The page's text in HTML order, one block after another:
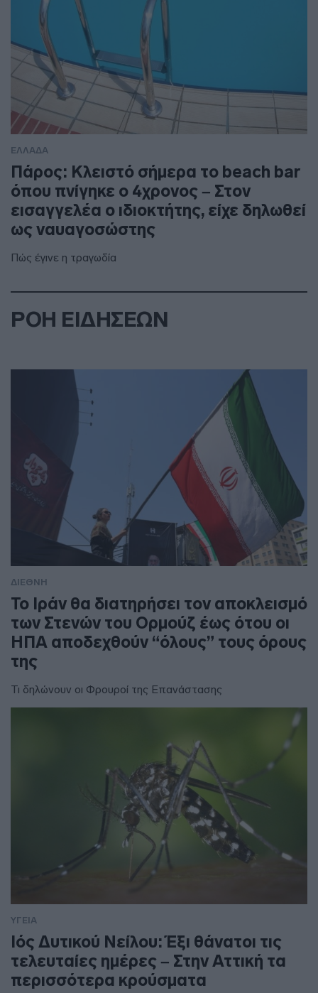
ΕΛΛΑΔΑ
Πάρος: Κλειστό σήμερα το beach bar
όπου πνίγηκε ο 4χρονος – Στον
εισαγγελέα ο ιδιοκτήτης, είχε δηλωθεί
ως ναυαγοσώστης
Πώς έγινε η τραγωδία
ΡΟΗ ΕΙΔΗΣΕΩΝ
ΔΙΕΘΝΗ
To Ιράν θα διατηρήσει τον αποκλεισμό
των Στενών του Ορμούζ έως ότου οι
ΗΠΑ αποδεχθούν “όλους” τους όρους
της
Τι δηλώνουν οι Φρουροί της Επανάστασης
ΥΓΕΙΑ
Ιός Δυτικού Νείλου: Έξι θάνατοι τις
τελευταίες ημέρες – Στην Αττική τα
περισσότερα κρούσματα